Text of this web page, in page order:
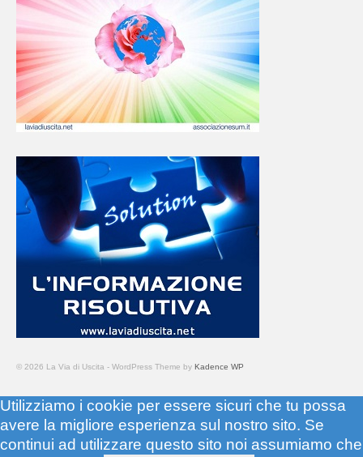
© 2026 La Via di Uscita - WordPress Theme by Kadence WP
Utilizziamo i cookie per essere sicuri che tu possa
avere la migliore esperienza sul nostro sito. Se
continui ad utilizzare questo sito noi assumiamo che